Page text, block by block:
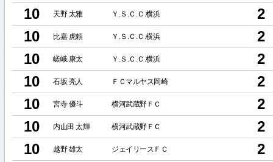
10
天野 太雅 Ｙ.Ｓ.Ｃ.Ｃ.横浜
2
10
比嘉 虎頼 Ｙ.Ｓ.Ｃ.Ｃ.横浜
2
10
嵯峨 康太 Ｙ.Ｓ.Ｃ.Ｃ.横浜
2
10
石坂 亮人 ＦＣマルヤス岡崎
2
10
宮寺 優斗 横河武蔵野ＦＣ
2
10
内山田 太輝 横河武蔵野ＦＣ
2
10
越野 雄太 ジェイリースＦＣ
2